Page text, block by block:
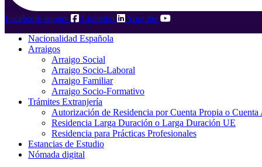
Facebook-square Linkedin
Youtube
Nacionalidad Española
Arraigos
Arraigo Social
Arraigo Socio-Laboral
Arraigo Familiar
Arraigo Socio-Formativo
Trámites Extranjería
Autorización de Residencia por Cuenta Propia o Cuenta
Residencia Larga Duración o Larga Duración UE
Residencia para Prácticas Profesionales
Estancias de Estudio
Nómada digital